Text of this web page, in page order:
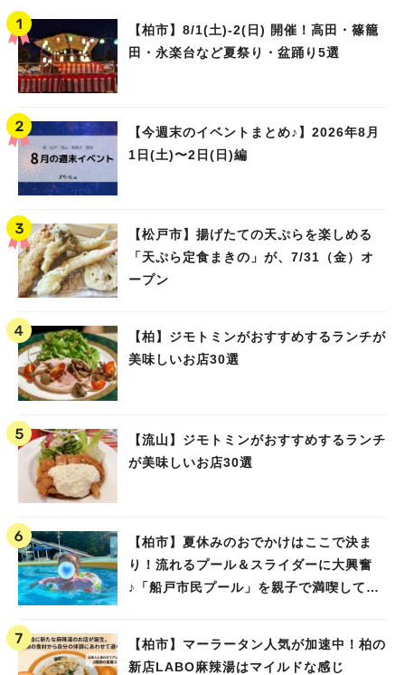
【柏市】8/1(土)‐2(日) 開催！高田・篠籠
田・永楽台など夏祭り・盆踊り5選
【今週末のイベントまとめ♪】2026年8月
1日(土)〜2日(日)編
【松戸市】揚げたての天ぷらを楽しめる
「天ぷら定食まきの」が、7/31（金）オ
ープン
【柏】ジモトミンがおすすめするランチが
美味しいお店30選
【流山】ジモトミンがおすすめするランチ
が美味しいお店30選
【柏市】夏休みのおでかけはここで決ま
り！流れるプール＆スライダーに大興奮
♪「船戸市民プール」を親子で満喫してき
【柏市】マーラータン人気が加速中！柏の
新店LABO麻辣湯はマイルドな感じ